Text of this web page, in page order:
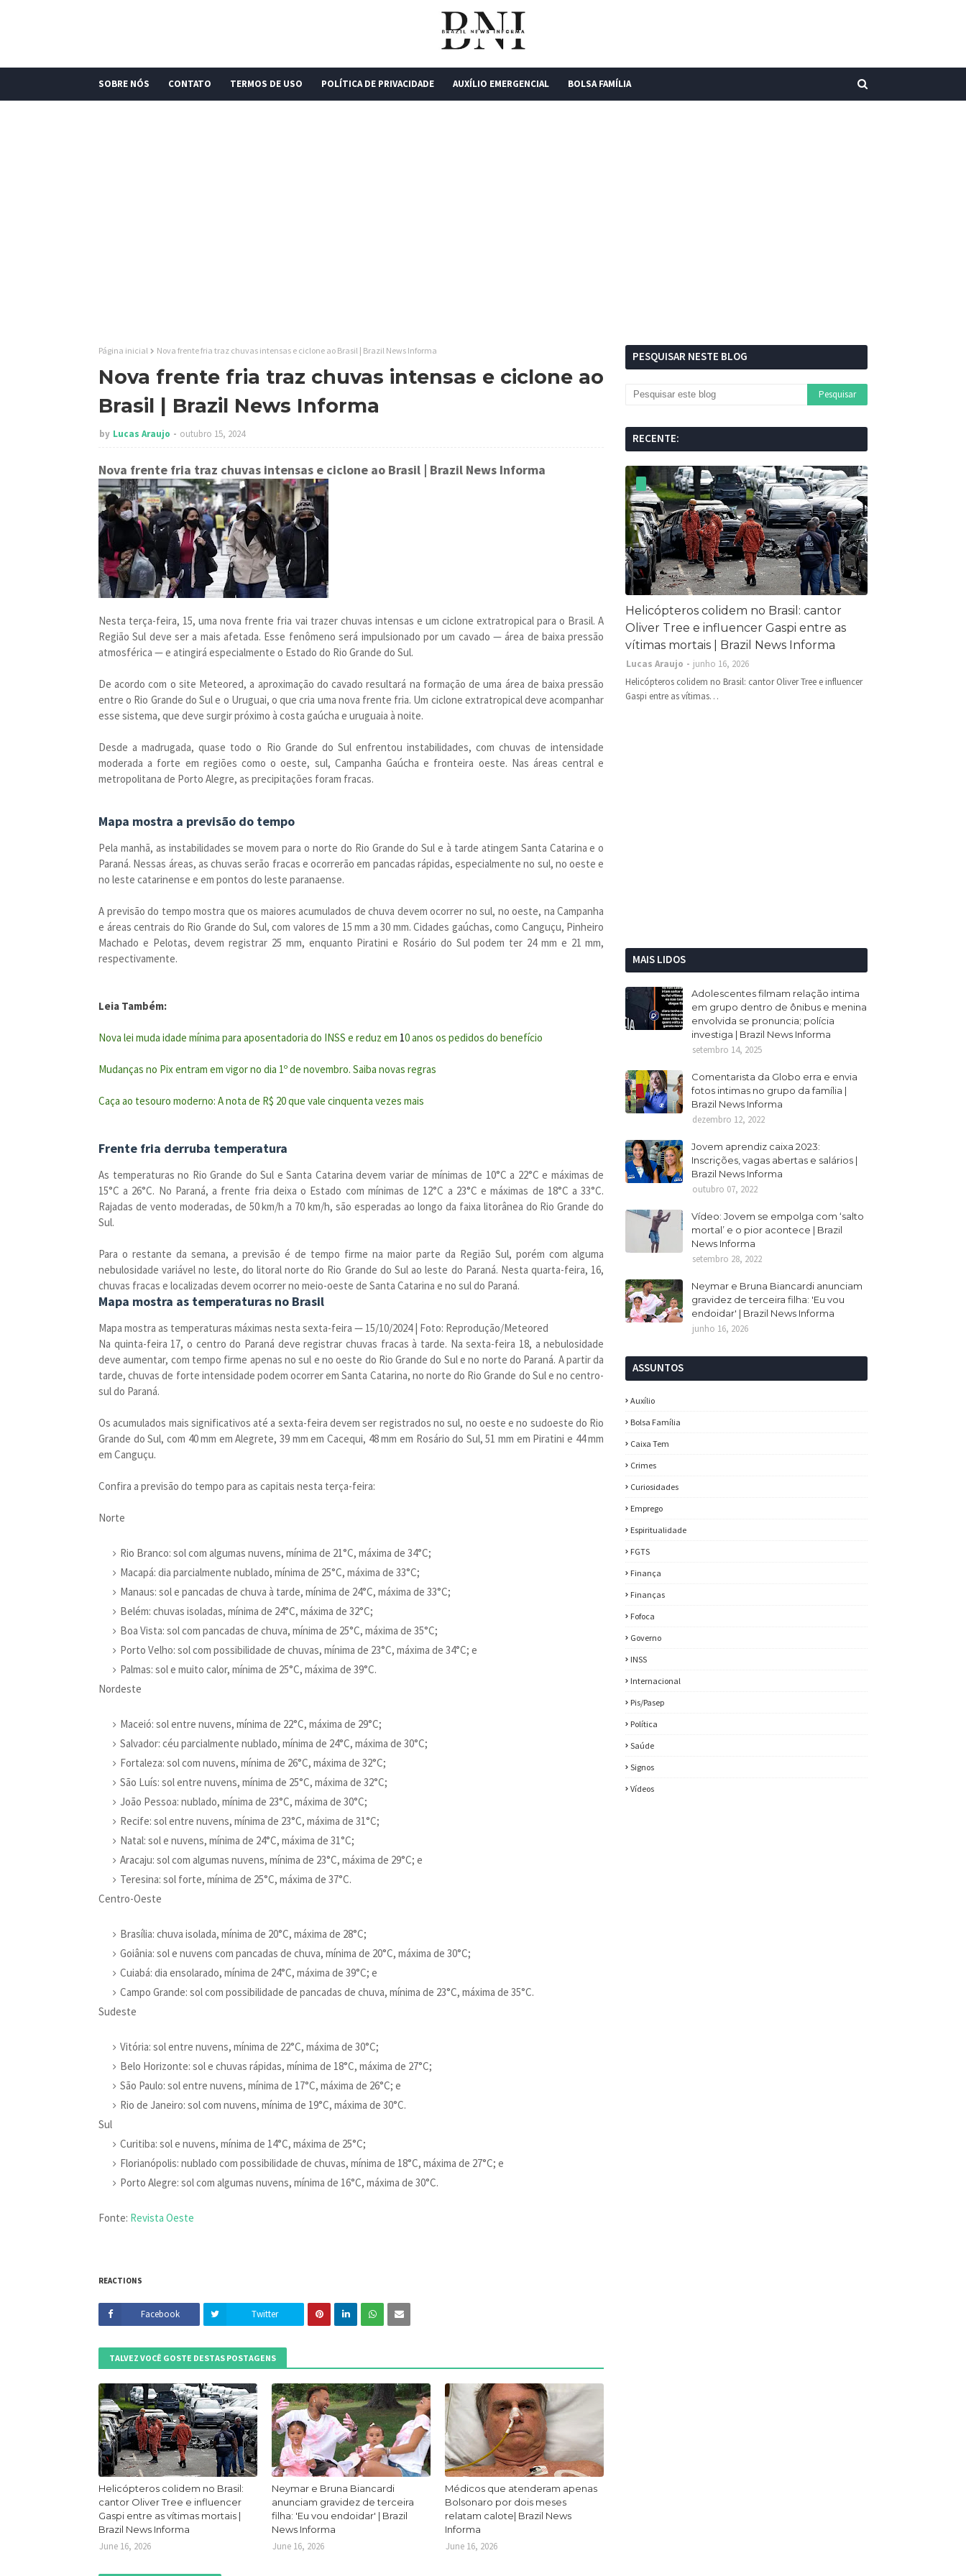
SOBRE NÓS CONTATO TERMOS DE USO POLÍTICA DE PRIVACIDADE AUXÍLIO EMERGENCIAL BOLSA FAMÍLIA
Página inicial Nova frente fria traz chuvas intensas e ciclone ao Brasil | Brazil News Informa
Nova frente fria traz chuvas intensas e ciclone ao
Brasil | Brazil News Informa
by Lucas Araujo outubro 15, 2024
Nova frente fria traz chuvas intensas e ciclone ao Brasil | Brazil News Informa
Nesta terça-feira, 15, uma nova frente fria vai trazer chuvas intensas e um ciclone extratropical para o Brasil. A
Região Sul deve ser a mais afetada. Esse fenômeno será impulsionado por um cavado — área de baixa pressão
atmosférica — e atingirá especialmente o Estado do Rio Grande do Sul.
De acordo com o site Meteored, a aproximação do cavado resultará na formação de uma área de baixa pressão
entre o Rio Grande do Sul e o Uruguai, o que cria uma nova frente fria. Um ciclone extratropical deve acompanhar
esse sistema, que deve surgir próximo à costa gaúcha e uruguaia à noite.
Desde a madrugada, quase todo o Rio Grande do Sul enfrentou instabilidades, com chuvas de intensidade
moderada a forte em regiões como o oeste, sul, Campanha Gaúcha e fronteira oeste. Nas áreas central e
metropolitana de Porto Alegre, as precipitações foram fracas.
Mapa mostra a previsão do tempo
Pela manhã, as instabilidades se movem para o norte do Rio Grande do Sul e à tarde atingem Santa Catarina e o
Paraná. Nessas áreas, as chuvas serão fracas e ocorrerão em pancadas rápidas, especialmente no sul, no oeste e
no leste catarinense e em pontos do leste paranaense.
A previsão do tempo mostra que os maiores acumulados de chuva devem ocorrer no sul, no oeste, na Campanha
e áreas centrais do Rio Grande do Sul, com valores de 15 mm a 30 mm. Cidades gaúchas, como Canguçu, Pinheiro
Machado e Pelotas, devem registrar 25 mm, enquanto Piratini e Rosário do Sul podem ter 24 mm e 21 mm,
respectivamente.
Leia Também:
Nova lei muda idade mínima para aposentadoria do INSS e reduz em 10 anos os pedidos do benefício
Mudanças no Pix entram em vigor no dia 1º de novembro. Saiba novas regras
Caça ao tesouro moderno: A nota de R$ 20 que vale cinquenta vezes mais
Frente fria derruba temperatura
As temperaturas no Rio Grande do Sul e Santa Catarina devem variar de mínimas de 10°C a 22°C e máximas de
15°C a 26°C. No Paraná, a frente fria deixa o Estado com mínimas de 12°C a 23°C e máximas de 18°C a 33°C.
Rajadas de vento moderadas, de 50 km/h a 70 km/h, são esperadas ao longo da faixa litorânea do Rio Grande do
Sul.
Para o restante da semana, a previsão é de tempo firme na maior parte da Região Sul, porém com alguma
nebulosidade variável no leste, do litoral norte do Rio Grande do Sul ao leste do Paraná. Nesta quarta-feira, 16,
chuvas fracas e localizadas devem ocorrer no meio-oeste de Santa Catarina e no sul do Paraná.
Mapa mostra as temperaturas no Brasil
Mapa mostra as temperaturas máximas nesta sexta-feira — 15/10/2024 | Foto: Reprodução/Meteored
Na quinta-feira 17, o centro do Paraná deve registrar chuvas fracas à tarde. Na sexta-feira 18, a nebulosidade
deve aumentar, com tempo firme apenas no sul e no oeste do Rio Grande do Sul e no norte do Paraná. A partir da
tarde, chuvas de forte intensidade podem ocorrer em Santa Catarina, no norte do Rio Grande do Sul e no centro-
sul do Paraná.
Os acumulados mais significativos até a sexta-feira devem ser registrados no sul, no oeste e no sudoeste do Rio
Grande do Sul, com 40 mm em Alegrete, 39 mm em Cacequi, 48 mm em Rosário do Sul, 51 mm em Piratini e 44 mm
em Canguçu.
Confira a previsão do tempo para as capitais nesta terça-feira:
Norte
Rio Branco: sol com algumas nuvens, mínima de 21°C, máxima de 34°C;
Macapá: dia parcialmente nublado, mínima de 25°C, máxima de 33°C;
Manaus: sol e pancadas de chuva à tarde, mínima de 24°C, máxima de 33°C;
Belém: chuvas isoladas, mínima de 24°C, máxima de 32°C;
Boa Vista: sol com pancadas de chuva, mínima de 25°C, máxima de 35°C;
Porto Velho: sol com possibilidade de chuvas, mínima de 23°C, máxima de 34°C; e
Palmas: sol e muito calor, mínima de 25°C, máxima de 39°C.
Nordeste
Maceió: sol entre nuvens, mínima de 22°C, máxima de 29°C;
Salvador: céu parcialmente nublado, mínima de 24°C, máxima de 30°C;
Fortaleza: sol com nuvens, mínima de 26°C, máxima de 32°C;
São Luís: sol entre nuvens, mínima de 25°C, máxima de 32°C;
João Pessoa: nublado, mínima de 23°C, máxima de 30°C;
Recife: sol entre nuvens, mínima de 23°C, máxima de 31°C;
Natal: sol e nuvens, mínima de 24°C, máxima de 31°C;
Aracaju: sol com algumas nuvens, mínima de 23°C, máxima de 29°C; e
Teresina: sol forte, mínima de 25°C, máxima de 37°C.
Centro-Oeste
Brasília: chuva isolada, mínima de 20°C, máxima de 28°C;
Goiânia: sol e nuvens com pancadas de chuva, mínima de 20°C, máxima de 30°C;
Cuiabá: dia ensolarado, mínima de 24°C, máxima de 39°C; e
Campo Grande: sol com possibilidade de pancadas de chuva, mínima de 23°C, máxima de 35°C.
Sudeste
Vitória: sol entre nuvens, mínima de 22°C, máxima de 30°C;
Belo Horizonte: sol e chuvas rápidas, mínima de 18°C, máxima de 27°C;
São Paulo: sol entre nuvens, mínima de 17°C, máxima de 26°C; e
Rio de Janeiro: sol com nuvens, mínima de 19°C, máxima de 30°C.
Sul
Curitiba: sol e nuvens, mínima de 14°C, máxima de 25°C;
Florianópolis: nublado com possibilidade de chuvas, mínima de 18°C, máxima de 27°C; e
Porto Alegre: sol com algumas nuvens, mínima de 16°C, máxima de 30°C.
Fonte: Revista Oeste
REACTIONS
Facebook Twitter
TALVEZ VOCÊ GOSTE DESTAS POSTAGENS
Helicópteros colidem no Brasil:
cantor Oliver Tree e influencer
Gaspi entre as vítimas mortais |
Brazil News Informa
June 16, 2026
Neymar e Bruna Biancardi
anunciam gravidez de terceira
filha: 'Eu vou endoidar' | Brazil
News Informa
June 16, 2026
Médicos que atenderam apenas
Bolsonaro por dois meses
relatam calote| Brazil News
Informa
June 16, 2026
PESQUISAR NESTE BLOG
RECENTE:
Helicópteros colidem no Brasil: cantor
Oliver Tree e influencer Gaspi entre as
vítimas mortais | Brazil News Informa
Lucas Araujo
junho 16, 2026
Helicópteros colidem no Brasil: cantor Oliver Tree e influencer
Gaspi entre as vítimas…
MAIS LIDOS
Adolescentes filmam relação intima
em grupo dentro de ônibus e menina
envolvida se pronuncia; polícia
investiga | Brazil News Informa
setembro 14, 2025
Comentarista da Globo erra e envia
fotos intimas no grupo da família |
Brazil News Informa
dezembro 12, 2022
Jovem aprendiz caixa 2023:
Inscrições, vagas abertas e salários |
Brazil News Informa
outubro 07, 2022
Vídeo: Jovem se empolga com ‘salto
mortal’ e o pior acontece | Brazil
News Informa
setembro 28, 2022
Neymar e Bruna Biancardi anunciam
gravidez de terceira filha: 'Eu vou
endoidar' | Brazil News Informa
junho 16, 2026
ASSUNTOS
Auxílio
Bolsa Família
Caixa Tem
Crimes
Curiosidades
Emprego
Espiritualidade
FGTS
Finança
Finanças
Fofoca
Governo
INSS
Internacional
Pis/Pasep
Política
Saúde
Signos
Vídeos